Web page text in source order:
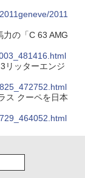
2011
力の「C 63 AMG
リッターエンジ
ス クーペを日本